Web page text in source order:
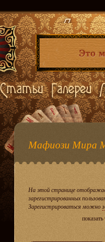
Мафиози Мира
На этой странице
зарегистрированных
Зарегистрироваться можно